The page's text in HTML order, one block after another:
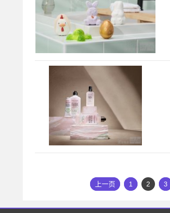
上一页 1 2 3